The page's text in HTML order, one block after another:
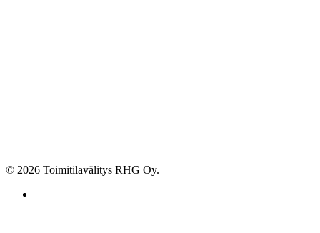
© 2026 Toimitilavälitys RHG Oy.